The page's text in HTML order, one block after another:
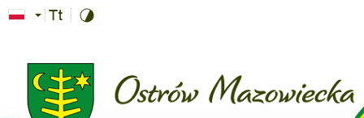
Przejdź do treści